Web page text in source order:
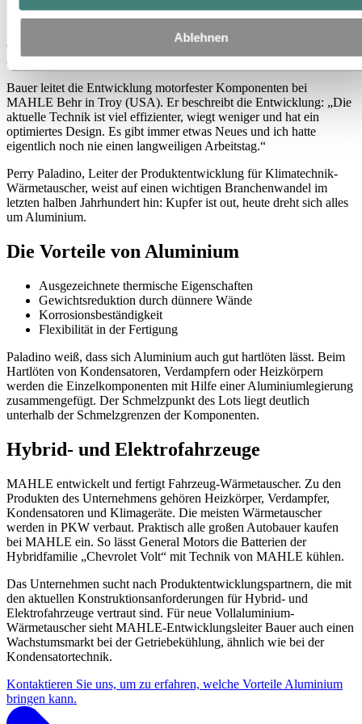
Ablehnen
In den letzten fünfzig Jahren haben sich die Grundlagen der
Motorkühlung nicht wesentlich geändert, doch auf technischem
Gebiet gab es beachtliche Fortschritte. „Für Ingenieure ist das
ausgesprochen spannend“, weiß Martin Bauer.
Bauer leitet die Entwicklung motorfester Komponenten bei
MAHLE Behr in Troy (USA). Er beschreibt die Entwicklung: „Die
aktuelle Technik ist viel effizienter, wiegt weniger und hat ein
optimiertes Design. Es gibt immer etwas Neues und ich hatte
eigentlich noch nie einen langweiligen Arbeitstag.“
Perry Paladino, Leiter der Produktentwicklung für Klimatechnik-
Wärmetauscher, weist auf einen wichtigen Branchenwandel im
letzten halben Jahrhundert hin: Kupfer ist out, heute dreht sich alles
um Aluminium.
Die Vorteile von Aluminium
Ausgezeichnete thermische Eigenschaften
Gewichtsreduktion durch dünnere Wände
Korrosionsbeständigkeit
Flexibilität in der Fertigung
Paladino weiß, dass sich Aluminium auch gut hartlöten lässt. Beim
Hartlöten von Kondensatoren, Verdampfern oder Heizkörpern
werden die Einzelkomponenten mit Hilfe einer Aluminiumlegierung
zusammengefügt. Der Schmelzpunkt des Lots liegt deutlich
unterhalb der Schmelzgrenzen der Komponenten.
Hybrid- und Elektrofahrzeuge
MAHLE entwickelt und fertigt Fahrzeug-Wärmetauscher. Zu den
Produkten des Unternehmens gehören Heizkörper, Verdampfer,
Kondensatoren und Klimageräte. Die meisten Wärmetauscher
werden in PKW verbaut. Praktisch alle großen Autobauer kaufen
bei MAHLE ein. So lässt General Motors die Batterien der
Hybridfamilie „Chevrolet Volt“ mit Technik von MAHLE kühlen.
Das Unternehmen sucht nach Produktentwicklungspartnern, die mit
den aktuellen Konstruktionsanforderungen für Hybrid- und
Elektrofahrzeuge vertraut sind. Für neue Vollaluminium-
Wärmetauscher sieht MAHLE-Entwicklungsleiter Bauer auch einen
Wachstumsmarkt bei der Getriebekühlung, ähnlich wie bei der
Kondensatortechnik.
Kontaktieren Sie uns, um zu erfahren, welche Vorteile Aluminium
bringen kann.